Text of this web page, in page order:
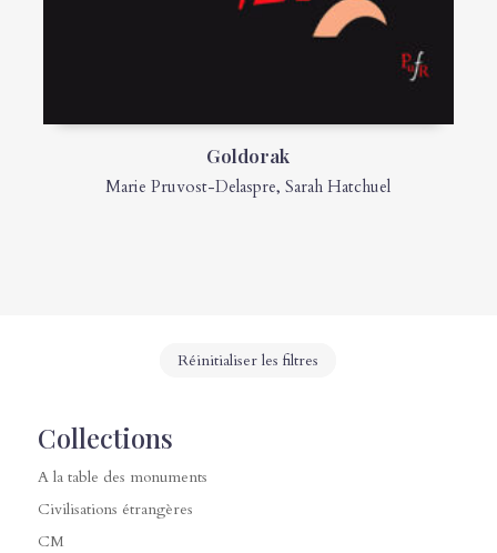
Goldorak
Marie Pruvost-Delaspre,Sarah Hatchuel
Réinitialiser les filtres
Collections
A la table des monuments
Civilisations étrangères
CM